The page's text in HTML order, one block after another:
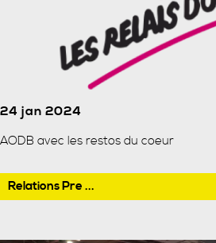
24 jan 2024
AODB avec les restos du coeur
Relations Pre ...